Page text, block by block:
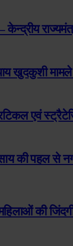
केन्द्रीय
खुदकुशी
एवं
की पहल से
की